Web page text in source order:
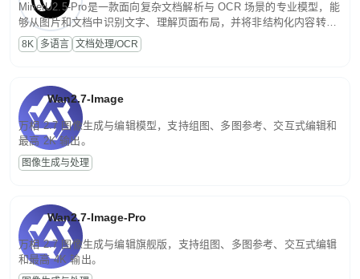
MinerU2.5-Pro是一款面向复杂文档解析与 OCR 场景的专业模型，能
够从图片和文档中识别文字、理解页面布局，并将非结构化内容转换
为便于存储、检索和二次处理的结构化结果。
8K 多语言 文档处理/OCR
Wan2.7-Image
万相 2.7 图像生成与编辑模型，支持组图、多图参考、交互式编辑和
最高 2K 输出。
图像生成与处理
Wan2.7-Image-Pro
万相 2.7 图像生成与编辑旗舰版，支持组图、多图参考、交互式编辑
和最高 4K 输出。